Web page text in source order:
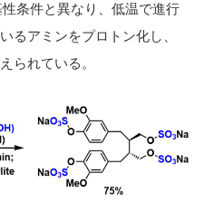
条件と異なり、低温で進行
るアミンをプロトン化し、
られている。